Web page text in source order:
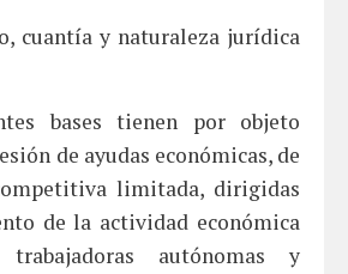
cuantía y naturaleza jurídica
bases tienen por objeto
de ayudas económicas, de
limitada, dirigidas
de la actividad económica
autónomas y